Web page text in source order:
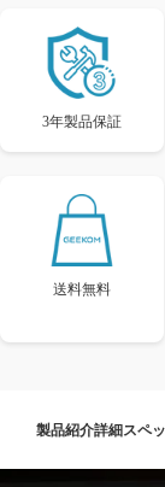
3年製品保証
送料無料
製品紹介詳細スペ